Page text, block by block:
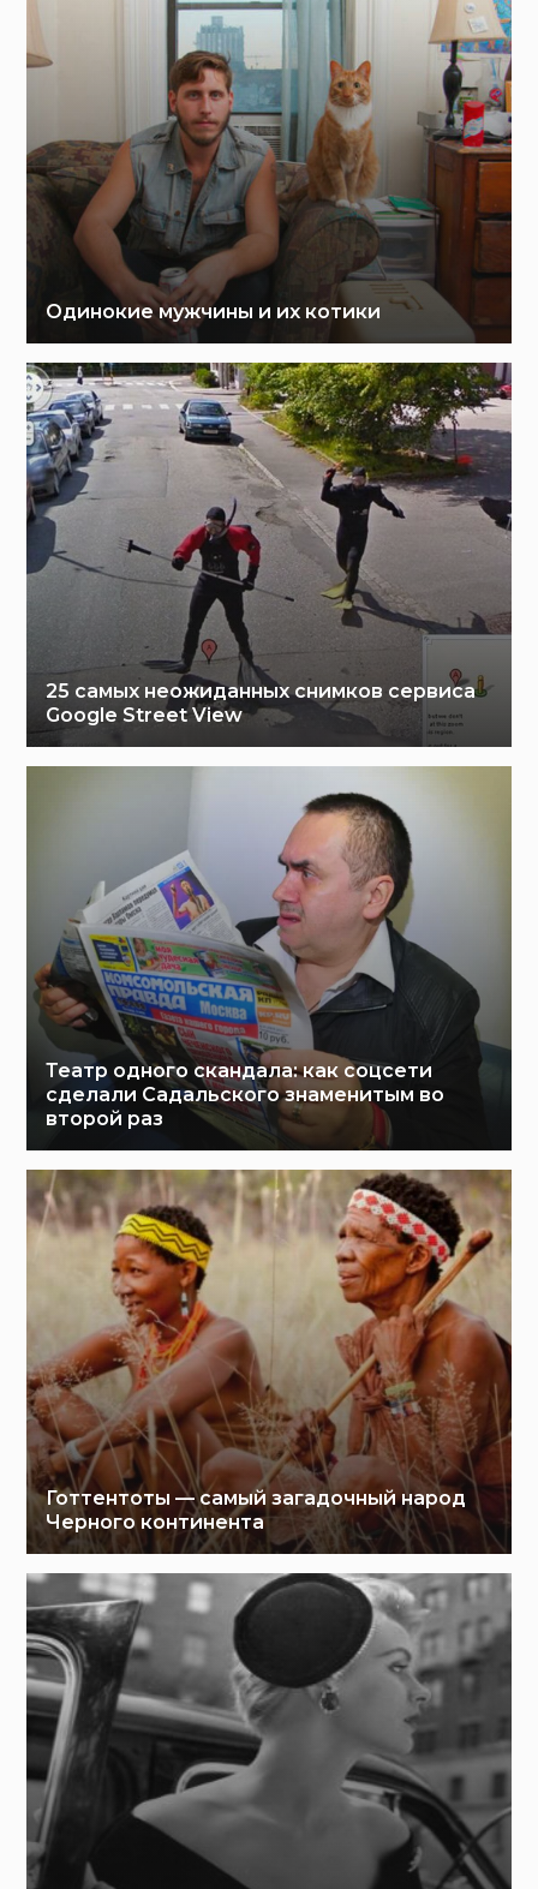
Одинокие мужчины и их котики
25 самых неожиданных снимков сервиса
Google Street View
Театр одного скандала: как соцсети
сделали Садальского знаменитым во
второй раз
Готтентоты — самый загадочный народ
Черного континента